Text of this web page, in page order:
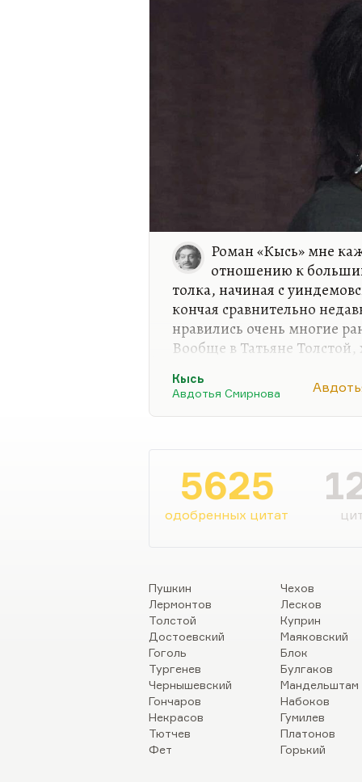
Роман «Кысь» мне
отношению к
толка, начиная с
кончая сравнительно
нравились очень многие
Вообще в Татьяне
привлекательно то, что
боится быть собой, не
Кысь
Авдотья Смирнова
5625
одобренных цитат
Пушкин
Лермонтов
Толстой
Достоевский
Гоголь
Тургенев
Чернышевский
Гончаров
Некрасов
Тютчев
Фет
Чехов
Лесков
Куприн
Маяковский
Блок
Булгаков
Мандельштам
Набоков
Гумилев
Платонов
Горький